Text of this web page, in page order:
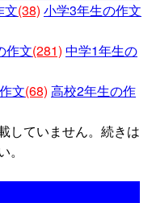
文(38) 小学3年生の作文
作文(281) 中学1年生の
文(68) 高校2年生の作
していません。続きは